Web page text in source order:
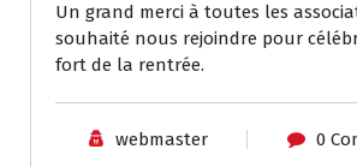
Un grand merci à toutes les
souhaité nous rejoindre pour
fort de la rentrée.
webmaster 0